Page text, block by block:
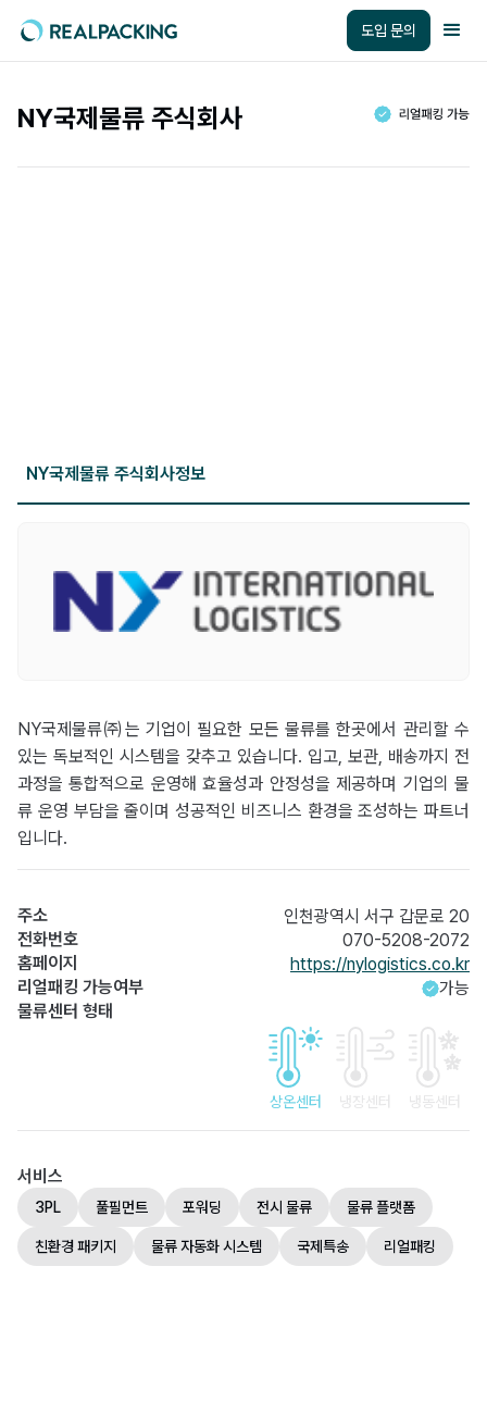
도입 문의
NY국제물류 주식회사
NY국제물류 주식회사정보
NY국제물류㈜는 기업이 필요한 모든 물류를 한곳에서 관리할 수
있는 독보적인 시스템을 갖추고 있습니다. 입고, 보관, 배송까지 전
과정을 통합적으로 운영해 효율성과 안정성을 제공하며 기업의 물
류 운영 부담을 줄이며 성공적인 비즈니스 환경을 조성하는 파트너
입니다.
주소
인천광역시 서구 갑문로 20
전화번호
070-5208-2072
홈페이지
https://nylogistics.co.kr
리얼패킹 가능여부
가능
물류센터 형태
상온센터 냉장센터 냉동센터
서비스
3PL 풀필먼트 포워딩 전시 물류 물류 플랫폼
친환경 패키지 물류 자동화 시스템 국제특송 리얼패킹